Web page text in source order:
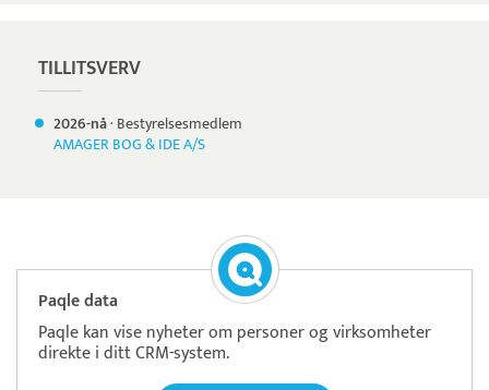
TILLITSVERV
2026-nå· Bestyrelsesmedlem
AMAGER BOG & IDE A/S
Paqle data
Paqle kan vise nyheter om personer og virksomheter
direkte i ditt CRM-system.